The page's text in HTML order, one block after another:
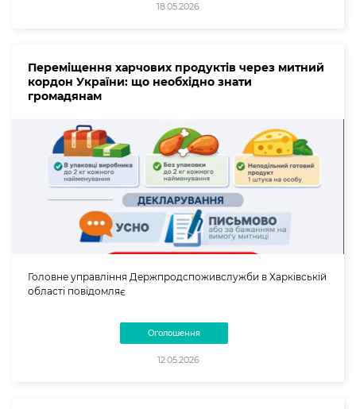
18.05.2026
Переміщення харчових продуктів через митний
кордон України: що необхідно знати
громадянам
Головне управління Держпродспоживслужби в Харківській
області повідомляє
Оголошення
12.05.2026